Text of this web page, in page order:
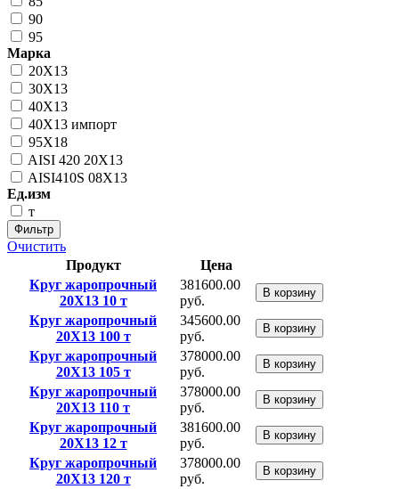
90
95
Марка
20Х13
30Х13
40Х13
40Х13 импорт
95Х18
AISI 420 20Х13
AISI410S 08Х13
Ед.изм
т
Фильтр
Очистить
Продукт
Цена
Круг жаропрочный
20Х13 10 т
381600.00
руб.
В корзину
Круг жаропрочный
20Х13 100 т
345600.00
руб.
В корзину
Круг жаропрочный
20Х13 105 т
378000.00
руб.
В корзину
Круг жаропрочный
20Х13 110 т
378000.00
руб.
В корзину
Круг жаропрочный
20Х13 12 т
381600.00
руб.
В корзину
Круг жаропрочный
20Х13 120 т
378000.00
руб.
В корзину